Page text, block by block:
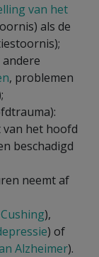
van het
als de
, problemen
het hoofd
beschadigd
neemt af
),
) of
Alzheimer).